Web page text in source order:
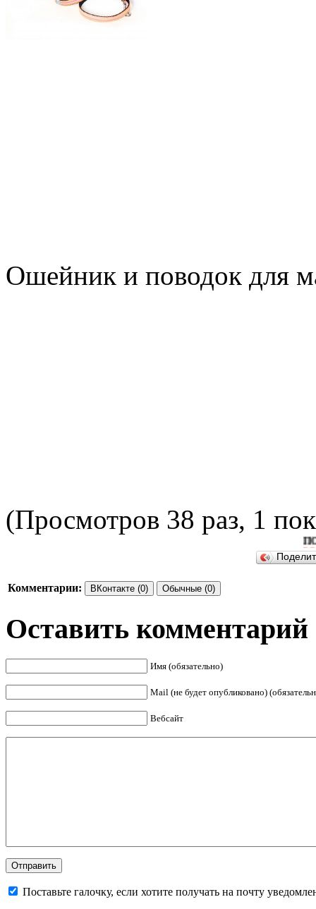
Ошейник и поводок для
(Просмотров 38 раз, 1
Комментарии: ВКонтакте (0) Обычные (0)
Оставить комментарий
Имя (обязательно)
Mail (не будет опубликовано)
Вебсайт
Поставьте галочку, если хотите получать на почту